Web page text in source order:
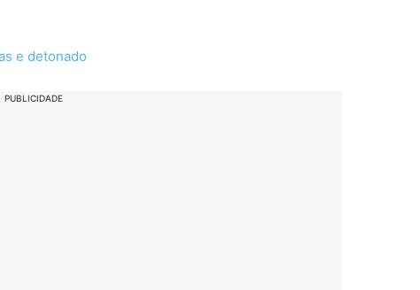
e detonado
PUBLICIDADE